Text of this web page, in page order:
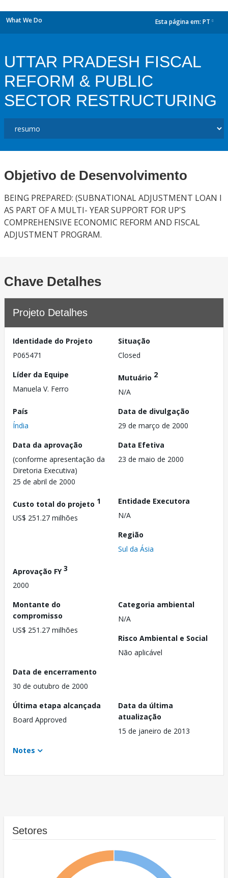
What We Do Esta página em: PT
UTTAR PRADESH FISCAL
REFORM & PUBLIC
SECTOR RESTRUCTURING
Objetivo de Desenvolvimento
BEING PREPARED: (SUBNATIONAL ADJUSTMENT LOAN I
AS PART OF A MULTI- YEAR SUPPORT FOR UP'S
COMPREHENSIVE ECONOMIC REFORM AND FISCAL
ADJUSTMENT PROGRAM.
Chave Detalhes
Projeto Detalhes
Identidade do Projeto
P065471
Situação
Closed
Líder da Equipe
Manuela V. Ferro
Mutuário 2
N/A
País
Índia
Data de divulgação
29 de março de 2000
Data da aprovação
(conforme apresentação da
Diretoria Executiva)
25 de abril de 2000
Data Efetiva
23 de maio de 2000
Custo total do projeto 1
US$ 251.27 milhões
Entidade Executora
N/A
Região
Sul da Ásia
Aprovação FY3
2000
Montante do
compromisso
US$ 251.27 milhões
Categoria ambiental
N/A
Risco Ambiental e Social
Não aplicável
Data de encerramento
30 de outubro de 2000
Última etapa alcançada
Board Approved
Data da última
atualização
15 de janeiro de 2013
Notes
Setores